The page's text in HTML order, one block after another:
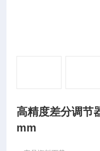
高精度差分调节
mm